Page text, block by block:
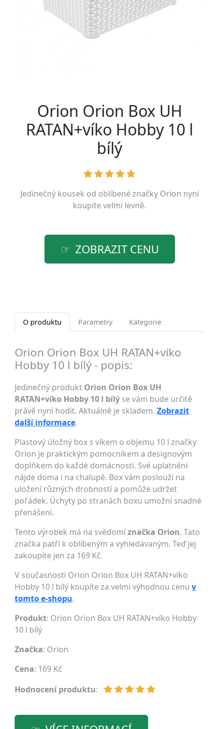
Orion Orion Box UH
RATAN+víko Hobby 10 l
bílý
Jedinečný kousek od oblíbené značky Orion nyní
koupíte velmi levně.
ZOBRAZIT CENU
O produktu Parametry Kategorie
Orion Orion Box UH RATAN+víko
Hobby 10 l bílý - popis:
Jedinečný produkt Orion Orion Box UH
RATAN+víko Hobby 10 l bílý se vám bude určitě
právě nyní hodit. Aktuálně je skladem. Zobrazit
další informace.
Plastový úložný box s víkem o objemu 10 l značky
Orion je praktickým pomocníkem a designovým
doplňkem do každé domácnosti. Své uplatnění
nájde doma i na chalupě. Box vám poslouží na
uložení různých drobností a pomůže udržet
pořádek. Úchyty po stranách boxu umožní snadné
přenášení.
Tento výrobek má na svědomíznačka Orion. Tato
značka patří k oblíbeným a vyhledávaným. Teď jej
zakoupíte jen za 169 Kč.
V současnosti Orion Orion Box UH RATAN+víko
Hobby 10 l bílý koupíte za velmi výhodnou cenu v
tomto e-shopu.
Produkt: Orion Orion Box UH RATAN+víko Hobby
10 l bílý
Značka: Orion
Cena: 169 Kč
Hodnocení produktu: